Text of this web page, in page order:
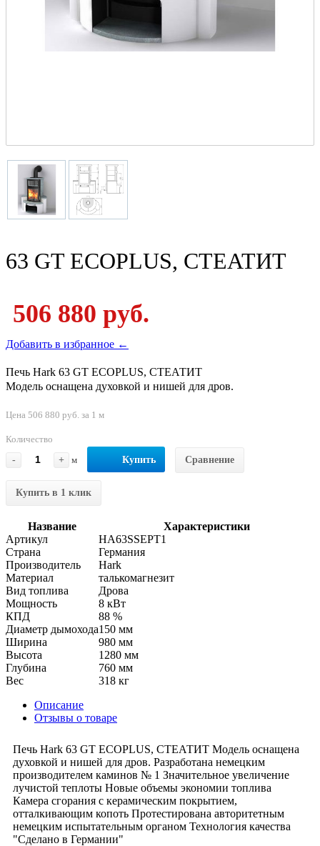
63 GT ECOPLUS, СТЕАТИТ
506 880 руб.
Добавить в избранное ←
Печь Hark 63 GT ECOPLUS, СТЕАТИТ
Модель оснащена духовкой и нишей для дров.
Цена 506 880 руб. за 1 м
Количество
-
+ м Купить Сравнение
Купить в 1 клик
Название
Характеристики
Артикул
HA63SSEPT1
Страна
Германия
Производитель
Hark
Материал
талькомагнезит
Вид топлива
Дрова
Мощность
8 кВт
КПД
88 %
Диаметр дымохода150 мм
Ширина
980 мм
Высота
1280 мм
Глубина
760 мм
Вес
318 кг
Описание
Отзывы о товаре
Печь Hark 63 GT ECOPLUS, СТЕАТИТ Модель оснащена
духовкой и нишей для дров. Разработана немецким
производителем каминов № 1 Значительное увеличение
лучистой теплоты Новые объемы экономии топлива
Камера сгорания с керамическим покрытием,
отталкивающим копоть Протестирована авторитетным
немецким испытательным органом Технология качества
"Сделано в Германии"